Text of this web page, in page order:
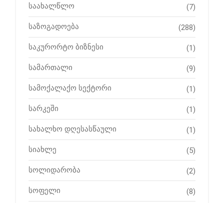
საახალწლო (7)
საზოგადოება (288)
საკურორტო ბიზნესი (1)
სამართალი (9)
სამოქალაქო სექტორი (1)
სარკეში (1)
სახალხო დღესასწაული (1)
სიახლე (5)
სოლიდარობა (2)
სოფელი (8)